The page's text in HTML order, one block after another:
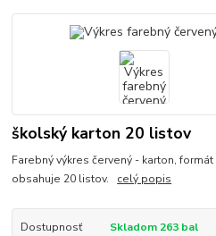
školský karton 20 listov
Farebný výkres červený - karton,
obsahuje 20 listov. celý popis
Dostupnosť Skladom 263 bal